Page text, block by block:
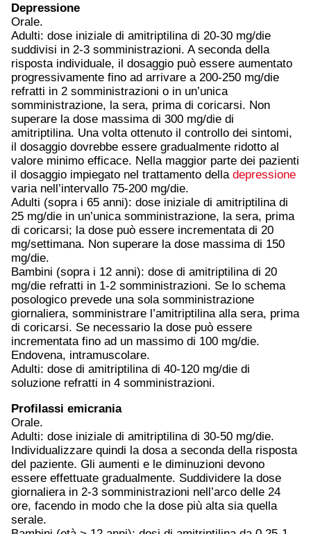
Depressione
Orale.
Adulti: dose iniziale di amitriptilina di 20-30 mg/die
suddivisi in 2-3 somministrazioni. A seconda della
risposta individuale, il dosaggio può essere aumentato
progressivamente fino ad arrivare a 200-250 mg/die
refratti in 2 somministrazioni o in un’unica
somministrazione, la sera, prima di coricarsi. Non
superare la dose massima di 300 mg/die di
amitriptilina. Una volta ottenuto il controllo dei sintomi,
il dosaggio dovrebbe essere gradualmente ridotto al
valore minimo efficace. Nella maggior parte dei pazienti
il dosaggio impiegato nel trattamento della depressione
varia nell’intervallo 75-200 mg/die.
Adulti (sopra i 65 anni): dose iniziale di amitriptilina di
25 mg/die in un’unica somministrazione, la sera, prima
di coricarsi; la dose può essere incrementata di 20
mg/settimana. Non superare la dose massima di 150
mg/die.
Bambini (sopra i 12 anni): dose di amitriptilina di 20
mg/die refratti in 1-2 somministrazioni. Se lo schema
posologico prevede una sola somministrazione
giornaliera, somministrare l’amitriptilina alla sera, prima
di coricarsi. Se necessario la dose può essere
incrementata fino ad un massimo di 100 mg/die.
Endovena, intramuscolare.
Adulti: dose di amitriptilina di 40-120 mg/die di
soluzione refratti in 4 somministrazioni.
Profilassi emicrania
Orale.
Adulti: dose iniziale di amitriptilina di 30-50 mg/die.
Individualizzare quindi la dosa a seconda della risposta
del paziente. Gli aumenti e le diminuzioni devono
essere effettuate gradualmente. Suddividere la dose
giornaliera in 2-3 somministrazioni nell’arco delle 24
ore, facendo in modo che la dose più alta sia quella
serale.